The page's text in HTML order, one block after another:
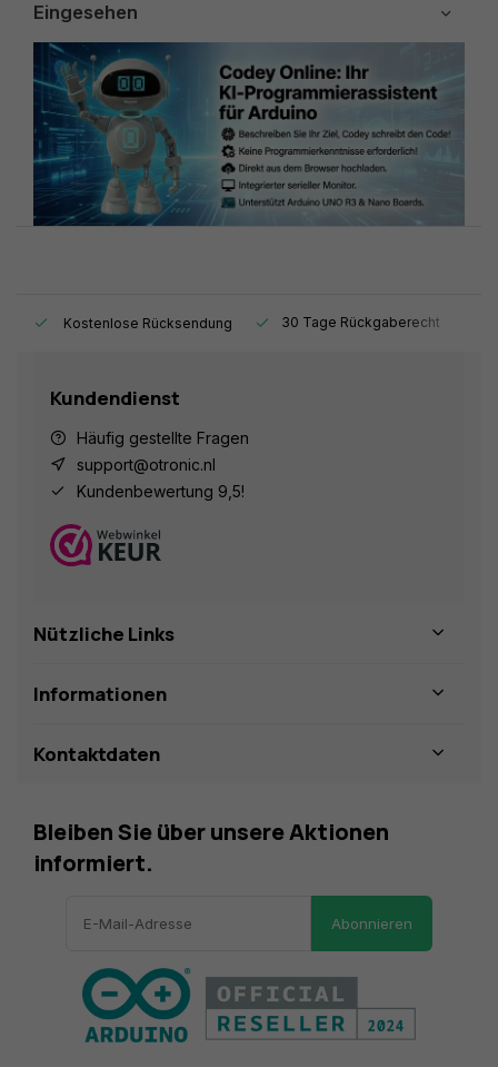
Eingesehen
Kostenlose Rücksendung 30 Tage Rückgaberecht
Kundendienst
Häufig gestellte Fragen
support@otronic.nl
Kundenbewertung 9,5!
Nützliche Links
Informationen
Kontaktdaten
Bleiben Sie über unsere Aktionen
informiert.
Abonnieren